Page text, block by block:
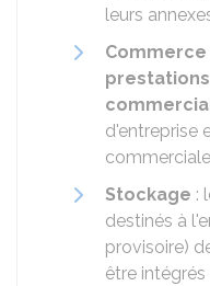
leurs
d'entreprise
Stockage :
destinés à
provisoire)
être